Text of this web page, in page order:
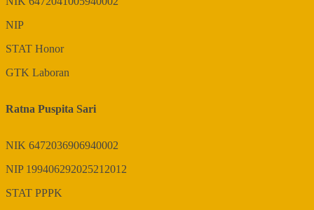
NIP
STAT Honor
GTK Laboran
Ratna Puspita Sari
NIK 6472036906940002
NIP 199406292025212012
STAT PPPK